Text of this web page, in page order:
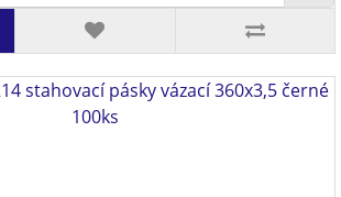
stahovací pásky vázací 360x3,5 černé
100ks